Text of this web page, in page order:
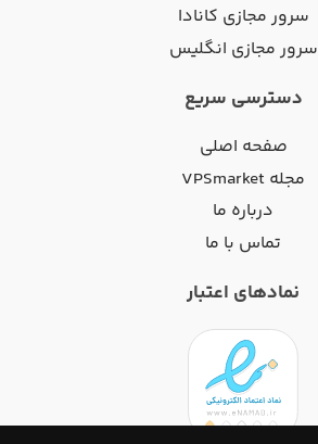
سرور مجازی کانادا
سرور مجازی انگلیس
دسترسی سریع
صفحه اصلی
مجله VPSmarket
درباره ما
تماس با ما
نمادهای اعتبار